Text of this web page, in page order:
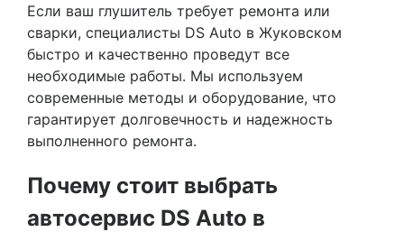
Если ваш глушитель требует ремонта или
сварки, специалисты DS Auto в Жуковском
быстро и качественно проведут все
необходимые работы. Мы используем
современные методы и оборудование, что
гарантирует долговечность и надежность
выполненного ремонта.
Почему стоит выбрать
автосервис DS Auto в